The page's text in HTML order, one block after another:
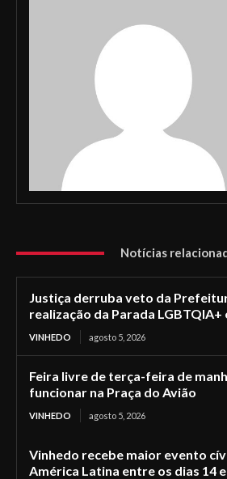
Notícias
Justiça derruba veto da
realização da Parada LGBTQIA+
VINHEDO agosto 5, 2026
Feira livre de terça-feira de
funcionar na Praça do Avião
VINHEDO agosto 5, 2026
Vinhedo recebe maior evento
América Latina entre os dias 14